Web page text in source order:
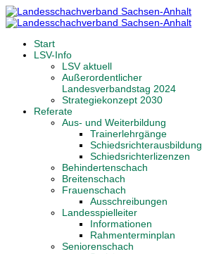
Start
LSV-Info
LSV aktuell
Außerordentlicher
Landesverbandstag 2024
Strategiekonzept 2030
Referate
Aus- und Weiterbildung
Trainerlehrgänge
Schiedsrichterausbildung
Schiedsrichterlizenzen
Behindertenschach
Breitenschach
Frauenschach
Ausschreibungen
Landesspielleiter
Informationen
Rahmenterminplan
Seniorenschach